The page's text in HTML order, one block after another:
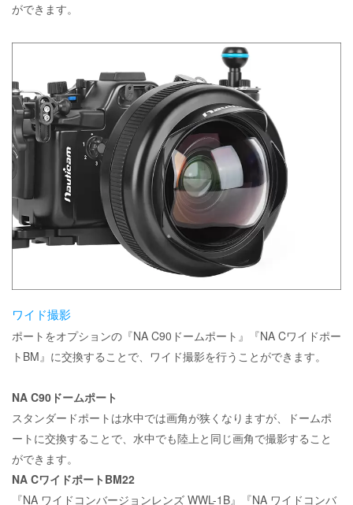
ができます。
ワイド撮影
ポートをオプションの『NA C90ドームポート』『NA Cワイドポー
トBM』に交換することで、ワイド撮影を行うことができます。
NA C90ドームポート
スタンダードポートは水中では画角が狭くなりますが、ドームポ
ートに交換することで、水中でも陸上と同じ画角で撮影すること
ができます。
NA CワイドポートBM22
『NA ワイドコンバージョンレンズ WWL-1B』『NA ワイドコンバ